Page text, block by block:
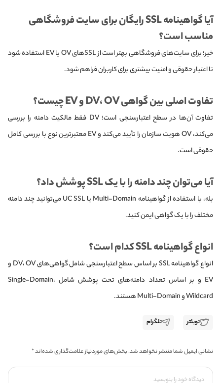
آیا گواهینامه SSL رایگان برای سایت فروشگاهی
مناسب است؟
خیر؛ برای سایت‌های فروشگاهی بهتر است از SSL‌های OV یا EV استفاده شود
تا اعتبار حقوقی و امنیت بیشتری برای کاربران فراهم شود.
تفاوت اصلی بین گواهی DV، OV و EV چیست؟
تفاوت آن‌ها در سطح اعتبارسنجی است؛ DV فقط مالکیت دامنه را بررسی
می‌کند، OV هویت سازمان را تأیید می‌کند و EV معتبرترین نوع با بررسی کامل
حقوقی است.
آیا می‌توان چند دامنه را با یک SSL پوشش داد؟
بله، با استفاده از گواهینامه Multi-Domain یا UC SSL می‌توانید چند دامنه
مختلف را با یک گواهی ایمن کنید.
انواع گواهینامه SSL کدام است؟
انواع گواهینامه SSL بر اساس سطح اعتبارسنجی شامل گواهی‌های DV، OV و
EV و بر اساس تعداد دامنه‌های تحت پوشش شامل Single-Domain،
Wildcard و Multi-Domain هستند.
تویئتر تلگرام
نشانی ایمیل شما منتشر نخواهد شد.بخش‌های موردنیاز علامت‌گذاری شده‌اند*